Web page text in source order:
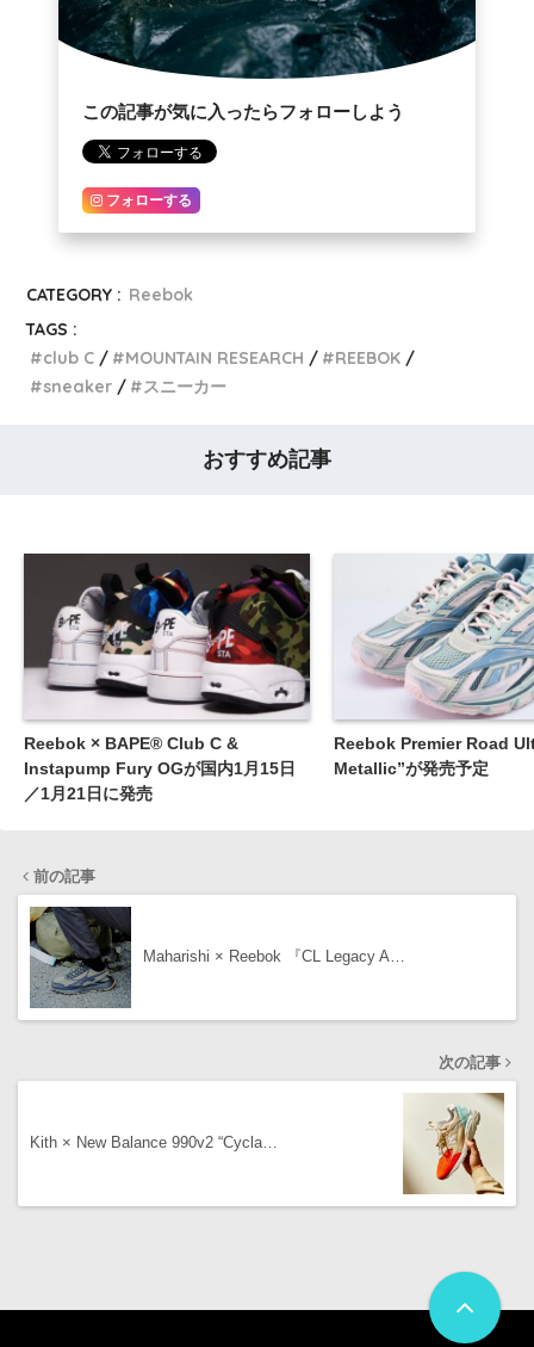
この記事が気に入ったらフォローしよう
フォローする
CATEGORY : Reebok
TAGS :
club C
MOUNTAIN RESEARCH
REEBOK
sneaker
スニーカー
おすすめ記事
Reebok × BAPE®︎ Club C &
Instapump Fury OGが国内1月15日
／1月21日に発売
Reebok Premier Road
Metallic”が発売予定
前の記事
Maharishi × Reebok 『CL Legacy A…
次の記事
Kith × New Balance 990v2 “Cycla…